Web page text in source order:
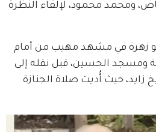
ومحمد محمود، لإلقاء النظرة
زهرة في مشهد مهيب من أمام
ومسجد الحسين، قبل نقله إلى
حيث أُديت صلاة الجنازة